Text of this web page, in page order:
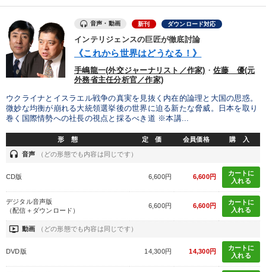
カテゴリー
2025年夏季全国経営者セミナー収録講演ＣＤ・講演ＤＶＤ・デジ
タル版（音声／動画ストリーミング・ダウンロード）
組織・採用・スキル 経営リーダーの考え方と戦略を学ぶ
企業戦略に学ぶ 【4月】音声・映像 【5月】音声・映像
マーケティング
「利上げ時代の最新・銀行対策」＋「不動産市況予測」＋「市場
予測と株式投資」最新刊
経営戦略・経営実務 音声と動画で学ぶ 資産戦略
オーナー社長の「現場力の経営」＋現場の「儲ける力」をさらに
高める教材２選
目的別
音声・動画 新刊 ダウンロード対応
インテリジェンスの巨匠が徹底討論
《これから世界はどうなる！》
手嶋龍一(外交ジャーナリスト／作家) ・ 佐藤 優(元
外務省主任分析官／作家)
ウクライナとイスラエル戦争の真実を見抜く内在的論理と大国の思惑。
微妙な均衡が崩れる大統領選挙後の世界に迫る新たな脅威。日本を取り
巻く国際情勢への社長の視点と採るべき道 ※本講...
形 態 定 価 会員価格 購 入
headset 音声 （どの形態でも内容は同じです）
CD版 6,600円 6,600円
カートに
入れる
デジタル音声版
（配信＋ダウンロード）
6,600円 6,600円
カートに
入れる
ondemand_video 動画 （どの形態でも内容は同じです）
DVD版 14,300円 14,300円
カートに
入れる